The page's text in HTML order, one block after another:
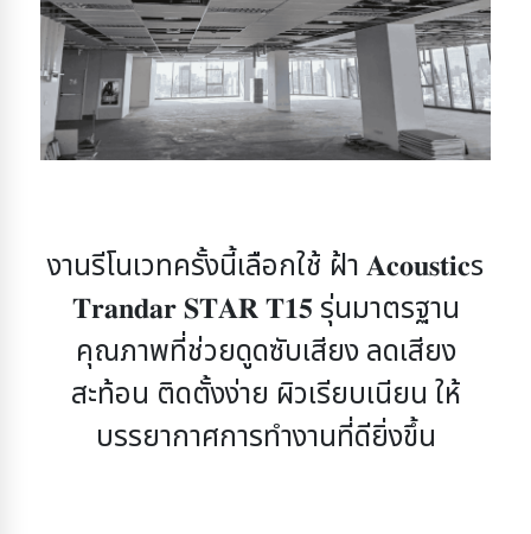
งานรีโนเวทครั้งนี้เลือกใช้ ฝ้า 𝐀𝐜𝐨𝐮𝐬𝐭𝐢𝐜s
𝐓𝐫𝐚𝐧𝐝𝐚𝐫 𝐒𝐓𝐀𝐑 𝐓𝟏𝟓 รุ่นมาตรฐาน
คุณภาพที่ช่วยดูดซับเสียง ลดเสียง
สะท้อน ติดตั้งง่าย ผิวเรียบเนียน ให้
บรรยากาศการทำงานที่ดียิ่งขึ้น